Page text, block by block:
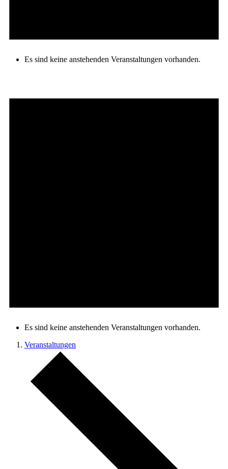
Es sind keine anstehenden Veranstaltungen vorhanden.
Es sind keine anstehenden Veranstaltungen vorhanden.
Veranstaltungen